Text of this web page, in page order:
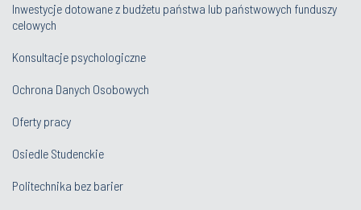
Inwestycje dotowane z budżetu państwa lub państwowych funduszy
celowych
Konsultacje psychologiczne
Ochrona Danych Osobowych
Oferty pracy
Osiedle Studenckie
Politechnika bez barier